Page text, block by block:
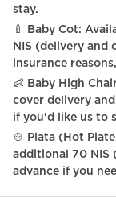
stay.
🍼 Baby Cot: Available upon request for an additional 170
NIS (delivery and
insurance
👶 Baby High Chair: Available on demand for a 90 NIS fee to
cover delivery
if you'd like us to
🍲 Plata (Hot Plate): Available upon request for an
additional 70 NIS
advance if you